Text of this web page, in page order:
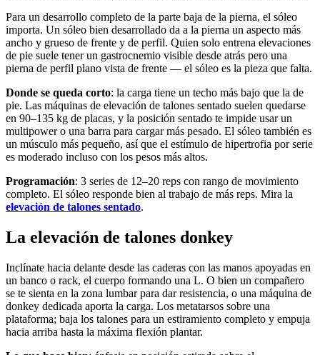
Para un desarrollo completo de la parte baja de la pierna, el sóleo
importa. Un sóleo bien desarrollado da a la pierna un aspecto más
ancho y grueso de frente y de perfil. Quien solo entrena elevaciones
de pie suele tener un gastrocnemio visible desde atrás pero una
pierna de perfil plano vista de frente — el sóleo es la pieza que falta.
Donde se queda corto: la carga tiene un techo más bajo que la de
pie. Las máquinas de elevación de talones sentado suelen quedarse
en 90–135 kg de placas, y la posición sentado te impide usar un
multipower o una barra para cargar más pesado. El sóleo también es
un músculo más pequeño, así que el estímulo de hipertrofia por serie
es moderado incluso con los pesos más altos.
Programación: 3 series de 12–20 reps con rango de movimiento
completo. El sóleo responde bien al trabajo de más reps. Mira la
elevación de talones sentado.
La elevación de talones donkey
Inclínate hacia delante desde las caderas con las manos apoyadas en
un banco o rack, el cuerpo formando una L. O bien un compañero
se te sienta en la zona lumbar para dar resistencia, o una máquina de
donkey dedicada aporta la carga. Los metatarsos sobre una
plataforma; baja los talones para un estiramiento completo y empuja
hacia arriba hasta la máxima flexión plantar.